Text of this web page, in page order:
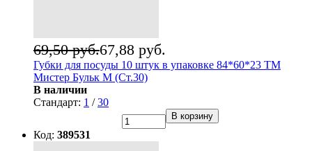
67,88 руб.
69,50 руб.
Губки для посуды 10 штук в упаковке 84*60*23 ТМ
Мистер Бульк М (Ст.30)
В наличии
Стандарт: 1 /30
В корзину
Код: 389531